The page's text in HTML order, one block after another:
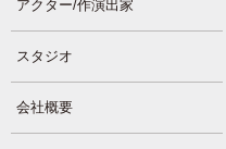
アクター/作演出家
スタジオ
会社概要